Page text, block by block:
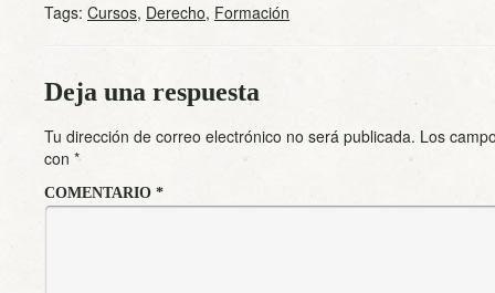
Tags: Cursos, Derecho, Formación
Deja una respuesta
Tu dirección de correo electrónico no será publicada. Los
con *
COMENTARIO *